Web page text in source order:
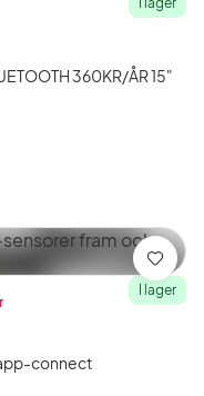
360KR/ÅR 15"
I lager
connect
Spara